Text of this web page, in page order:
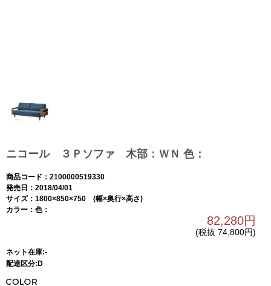
ニコール ３Ｐソファ 木部：ＷＮ 色：
商品コード：2100000519330
発売日：2018/04/01
サイズ：1800×850×750 (幅×奥行×高さ)
カラー：色：
82,280円
(税抜 74,800円)
ネット在庫:-
配達区分:D